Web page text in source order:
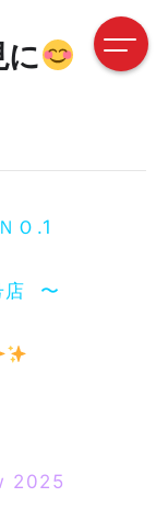
に
Ｏ.1
店 〜
2025